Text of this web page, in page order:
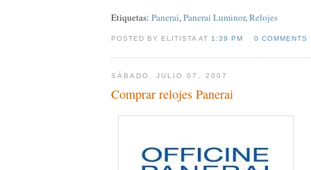
Etiquetas: Panerai,Panerai Luminor,Relojes
POSTED BY ELITISTA AT1:39 PM 0 COMMENTS
SÁBADO, JULIO 07, 2007
Comprar relojes Panerai